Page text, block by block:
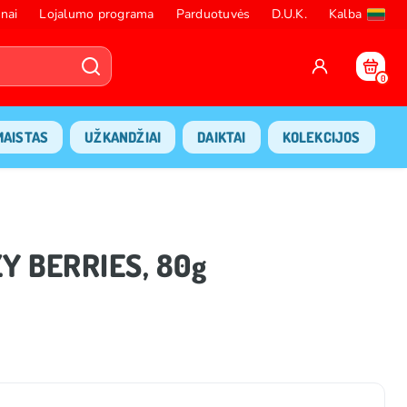
Lojalumo programa Parduotuvės D.U.K. Kalba
0
UŽKANDŽIAI DAIKTAI KOLEKCIJOS
BERRIES, 80g